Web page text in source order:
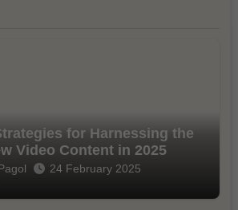
for Harnessing the
Video Content in 2025
24 February 2025